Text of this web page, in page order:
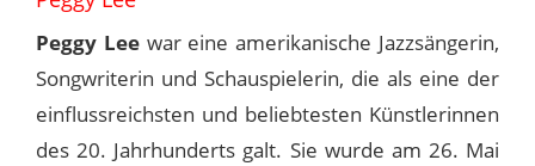
Peggy Lee war eine amerikanische Jazzsängerin,
Songwriterin und Schauspielerin, die als eine der
einflussreichsten und beliebtesten Künstlerinnen
des 20. Jahrhunderts galt. Sie wurde am 26. Mai